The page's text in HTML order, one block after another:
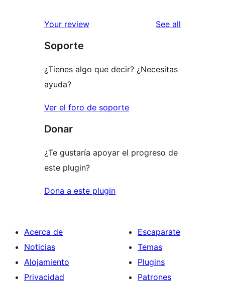
Your review See all
Soporte
¿Tienes algo que decir? ¿Necesitas
ayuda?
Ver el foro de soporte
Donar
¿Te gustaría apoyar el progreso de
este plugin?
Dona a este plugin
Acerca de
Noticias
Alojamiento
Privacidad
Escaparate
Temas
Plugins
Patrones